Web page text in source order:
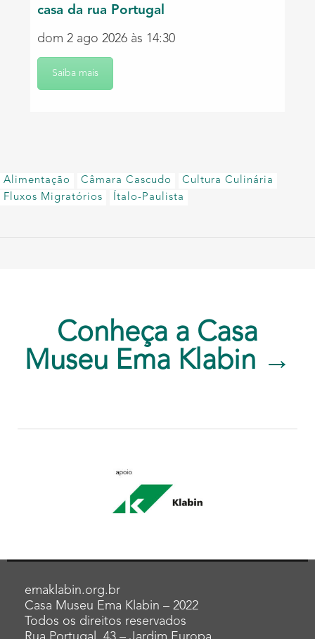
casa da rua Portugal
dom 2 ago 2026 às 14:30
Saiba mais
Alimentação Câmara Cascudo
Cultura Culinária
Fluxos Migratórios
Ítalo-Paulista
Conheça a Casa
Museu Ema Klabin →
emaklabin.org.br
Casa Museu Ema Klabin – 2022
Todos os direitos reservados